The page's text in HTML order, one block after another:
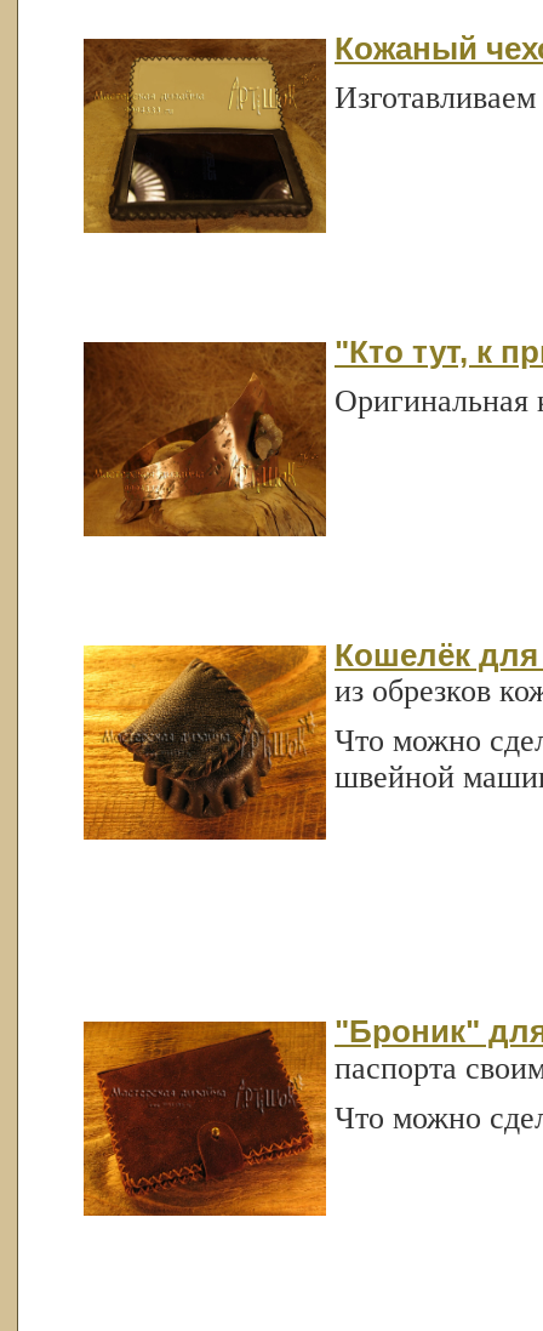
Кожаный
"Кто тут, к
Оригинальная
Кошелёк
из обрезков
Что можно
швейной
"Броник"
паспорта
Что можно